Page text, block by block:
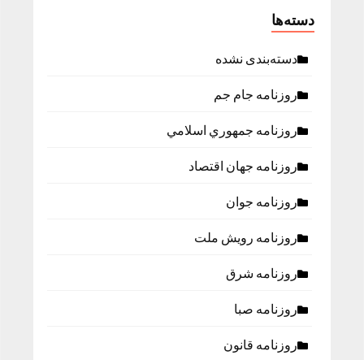
دسته‌ها
دسته‌بندی نشده
روزنامه جام جم
روزنامه جمهوري اسلامي
روزنامه جهان اقتصاد
روزنامه جوان
روزنامه رویش ملت
روزنامه شرق
روزنامه صبا
روزنامه قانون